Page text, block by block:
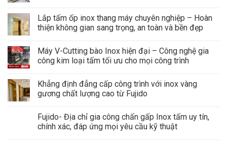
Lắp tấm ốp inox thang máy chuyên nghiệp – Hoàn
thiện không gian sang trọng, an toàn và bền đẹp
Máy V-Cutting bào Inox hiện đại – Công nghệ gia
công kim loại tấm tối ưu cho mọi công trình
Khẳng định đẳng cấp công trình với inox vàng
gương chất lượng cao từ Fujido
Fujido- Địa chỉ gia công chấn gấp Inox tấm uy tín,
chính xác, đáp ứng mọi yêu cầu kỹ thuật